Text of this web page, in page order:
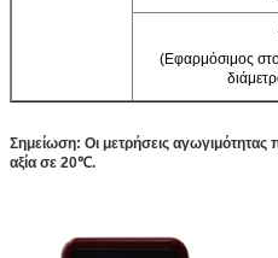
(Εφαρμόσιμος
Σημείωση: Οι μετρήσεις αγωγιμότητας
αξία σε 20℃.